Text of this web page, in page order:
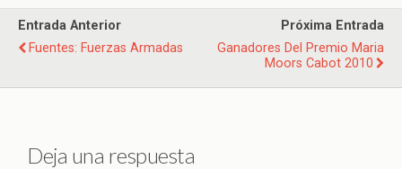
Entrada Anterior
Fuentes: Fuerzas Armadas
Próxima Entrada
Ganadores Del Premio Maria
Moors Cabot 2010
Deja una respuesta